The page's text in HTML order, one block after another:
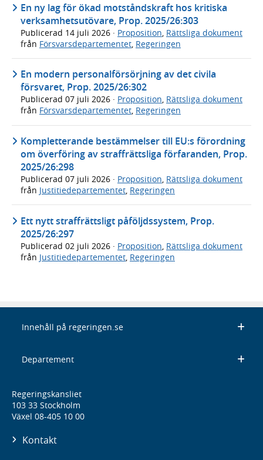
En ny lag för ökad motståndskraft hos kritiska
verksamhetsutövare, Prop. 2025/26:303
Publicerad 14 juli 2026 · Proposition Rättsliga dokument
från Försvarsdepartementet Regeringen
En modern personalförsörjning av det civila
försvaret, Prop. 2025/26:302
Publicerad 07 juli 2026 · Proposition, Rättsliga dokument
från Försvarsdepartementet, Regeringen
Kompletterande bestämmelser till EU:s förordning
om överföring av straffrättsliga förfaranden, Prop.
2025/26:298
Publicerad 07 juli 2026 · Proposition, Rättsliga dokument
från Justitiedepartementet, Regeringen
Ett nytt straffrättsligt påföljdssystem, Prop.
2025/26:297
Publicerad 02 juli 2026 · Proposition Rättsliga dokument
från Justitiedepartementet Regeringen
Innehåll på regeringen.se
Departement
Regeringskansliet
103 33 Stockholm
Växel 08-405 10 00
Kontakt